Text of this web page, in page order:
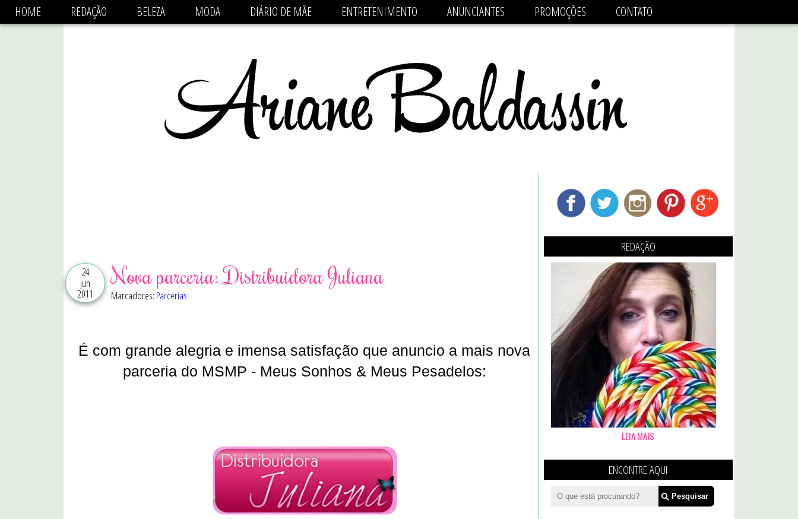
async='async' data-ad-client='ca-pub-1470782825684808' src='https://pagead2.googlesyndication.com/pagead/js/adsbygoogle.js'/>
HOME REDAÇÃO BELEZA MODA DIÁRIO DE MÃE ENTRETENIMENTO ANUNCIANTES PROMOÇÕES CONTATO
24
jun
2011
Nova parceria: Distribuidora Juliana
Marcadores: Parcerias
É com grande alegria e imensa satisfação que anuncio a mais nova
parceria do MSMP - Meus Sonhos & Meus Pesadelos:
REDAÇÃO
LEIA MAIS
ENCONTRE AQUI